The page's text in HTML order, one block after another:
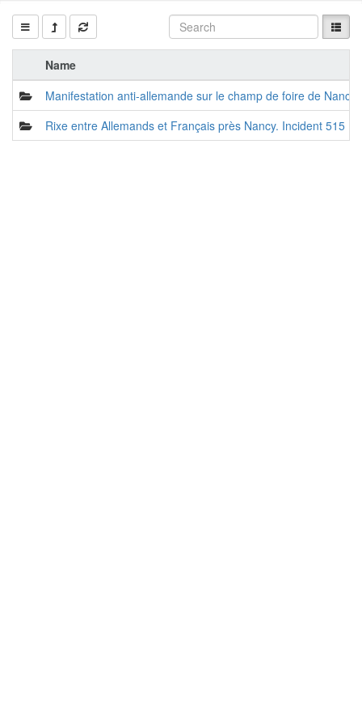
Name
Manifestation anti-allemande sur le champ de foire de
Rixe entre Allemands et Français près Nancy. Incident 515